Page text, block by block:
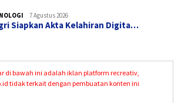
7 Agustus 2026
Siapkan Akta Kelahiran Digita…
di bawah ini adalah iklan platform recreativ,
tidak terkait dengan pembuatan konten ini